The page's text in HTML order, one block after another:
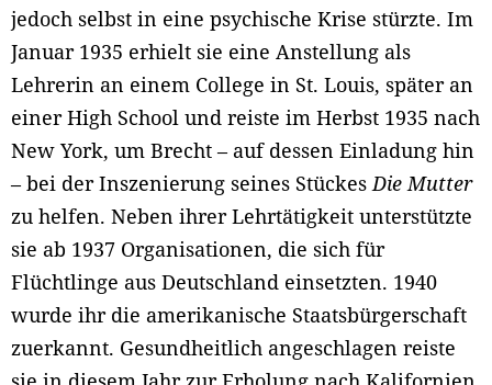
jedoch selbst in eine psychische Krise stürzte. Im
Januar 1935 erhielt sie eine Anstellung als
Lehrerin an einem College in St. Louis, später an
einer High School und reiste im Herbst 1935 nach
New York, um Brecht – auf dessen Einladung hin
– bei der Inszenierung seines Stückes Die Mutter
zu helfen. Neben ihrer Lehrtätigkeit unterstützte
sie ab 1937 Organisationen, die sich für
Flüchtlinge aus Deutschland einsetzten. 1940
wurde ihr die amerikanische Staatsbürgerschaft
zuerkannt. Gesundheitlich angeschlagen reiste